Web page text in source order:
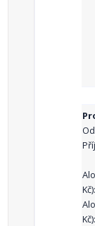
Kč):
Kč):